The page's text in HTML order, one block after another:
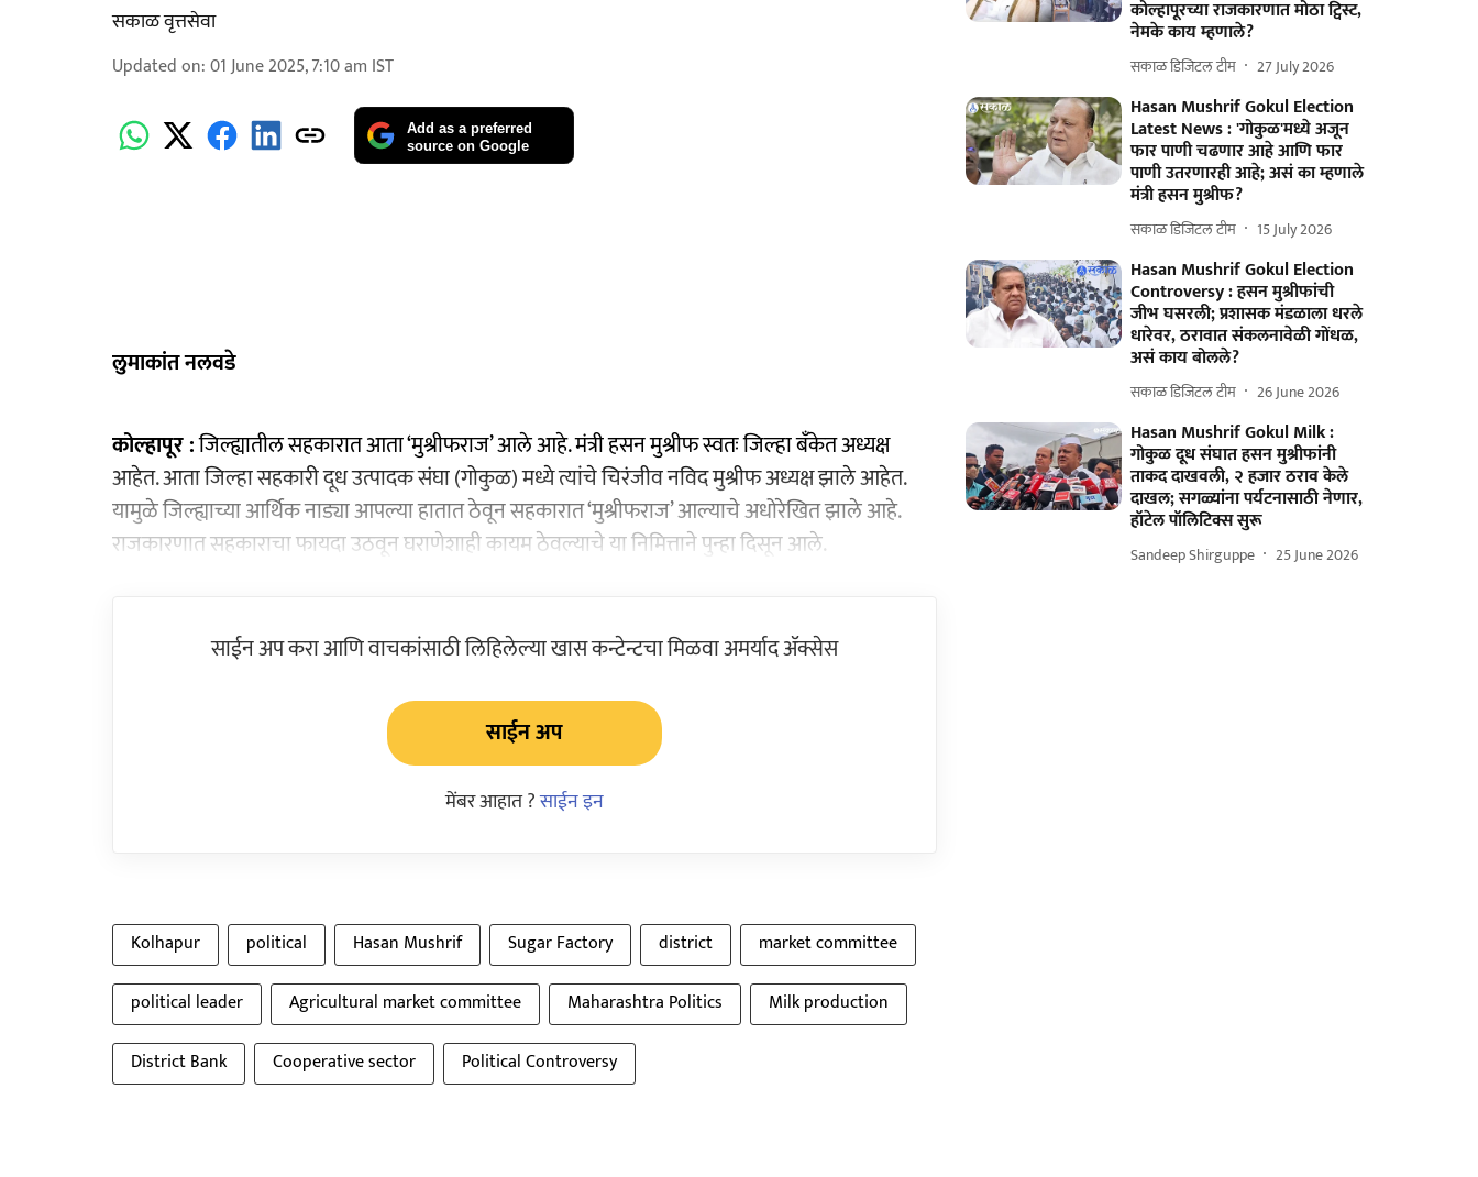
सकाळ वृत्तसेवा
Updated on:01 June 2025, 7:10 am IST
Add as a preferred
source on Google
लुमाकांत नलवडे
कोल्हापूर :जिल्ह्यातील सहकारात आता ‘मुश्रीफराज’ आले आहे. मंत्री हसन मुश्रीफ स्वतः जिल्हा बॅंकेत अध्यक्ष
आहेत. आता जिल्हा सहकारी दूध उत्पादक संघा (गोकुळ) मध्ये त्यांचे चिरंजीव नविद मुश्रीफ अध्यक्ष झाले आहेत.
यामुळे जिल्ह्याच्या आर्थिक नाड्या आपल्या हातात ठेवून सहकारात ‘मुश्रीफराज’ आल्याचे अधोरेखित झाले आहे.
राजकारणात सहकाराचा फायदा उठवून घराणेशाही कायम ठेवल्याचे या निमित्ताने पुन्हा दिसून आले.
साईन अप करा आणि वाचकांसाठी लिहिलेल्या खास कन्टेन्टचा मिळवा अमर्याद ॲक्सेस
साईन अप
मेंबर आहात ?साईन इन
Kolhapur political Hasan Mushrif Sugar Factory district
market committee
political leader
Agricultural market committee Maharashtra Politics
Milk production
District Bank
Cooperative sector Political Controversy
कोल्हापूरच्या राजकारणात मोठा ट्विस्ट,
नेमके काय म्हणाले?
सकाळ डिजिटल टीम 27 July 2026
Hasan Mushrif Gokul Election
Latest News : 'गोकुळ'मध्ये अजून
फार पाणी चढणार आहे आणि फार
पाणी उतरणारही आहे; असं का म्हणाले
मंत्री हसन मुश्रीफ?
सकाळ डिजिटल टीम 15 July 2026
Hasan Mushrif Gokul Election
Controversy : हसन मुश्रीफांची
जीभ घसरली; प्रशासक मंडळाला धरले
धारेवर, ठरावात संकलनावेळी गोंधळ,
असं काय बोलले?
सकाळ डिजिटल टीम 26 June 2026
Hasan Mushrif Gokul Milk :
गोकुळ दूध संघात हसन मुश्रीफांनी
ताकद दाखवली, २ हजार ठराव केले
दाखल; सगळ्यांना पर्यटनासाठी नेणार,
हॉटेल पॉलिटिक्स सुरू
Sandeep Shirguppe 25 June 2026